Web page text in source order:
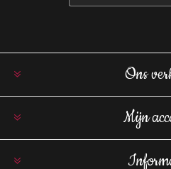
Ons
Mijn